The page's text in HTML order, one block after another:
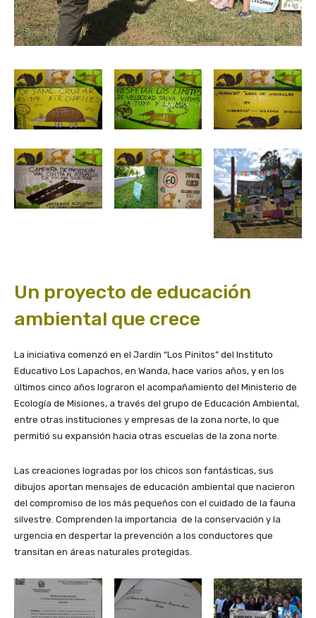
Un proyecto de educación
ambiental que crece
La iniciativa comenzó en el Jardín “Los Pinitos” del Instituto
Educativo Los Lapachos, en Wanda, hace varios años, y en los
últimos cinco años lograron el acompañamiento del Ministerio de
Ecología de Misiones, a través del grupo de Educación Ambiental,
entre otras instituciones y empresas de la zona norte, lo que
permitió su expansión hacia otras escuelas de la zona norte.
Las creaciones logradas por los chicos son fantásticas, sus
dibujos aportan mensajes de educación ambiental que nacieron
del compromiso de los más pequeños con el cuidado de la fauna
silvestre. Comprenden la importancia de la conservación y la
urgencia en despertar la prevención a los conductores que
transitan en áreas naturales protegidas.